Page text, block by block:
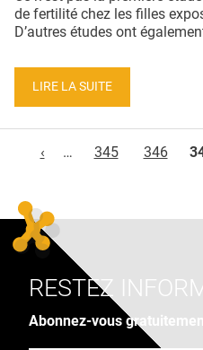
de fertilité chez les filles
D’autres études ont
LIRE LA SUITE
‹
… 345 346
RESTEZ
Abonnez-vous